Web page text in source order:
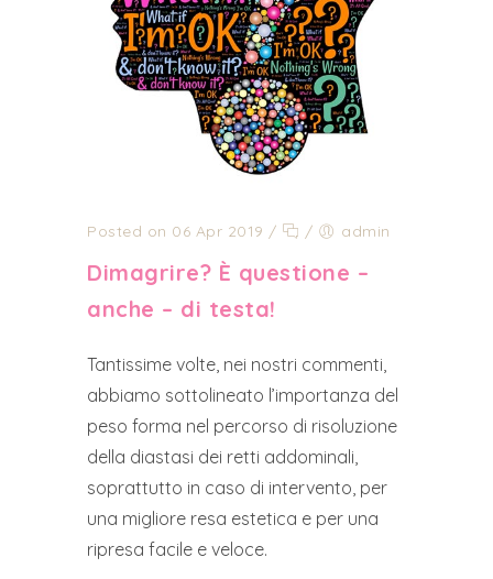
Posted on 06 Apr 2019 / / admin
Dimagrire? È questione –
anche – di testa!
Tantissime volte, nei nostri commenti,
abbiamo sottolineato l’importanza del
peso forma nel percorso di risoluzione
della diastasi dei retti addominali,
soprattutto in caso di intervento, per
una migliore resa estetica e per una
ripresa facile e veloce.